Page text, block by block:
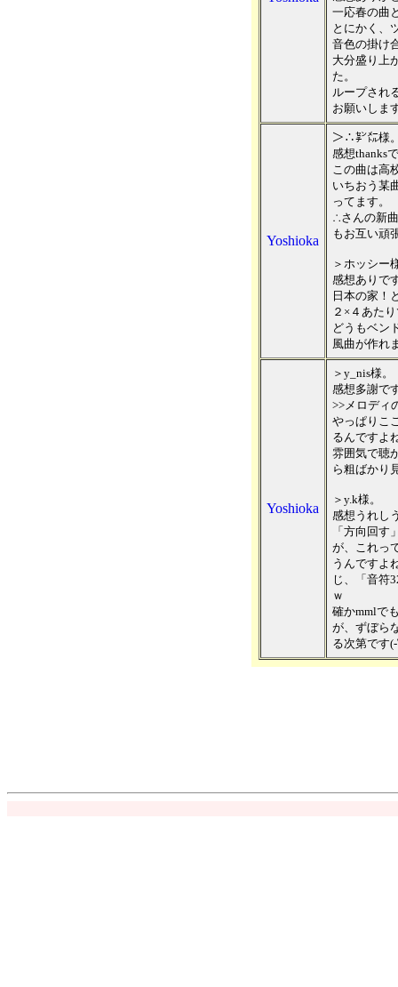
一応春の曲
とにかく、
音色の掛け
大分盛り上
た。
ループされ
お願いしま
Yoshioka
＞∴㌢㍍様
感想thanks
この曲は高
いちおう某
ってます。
∴さんの新
もお互い頑
＞ホッシー
感想ありで
日本の家！
２×４あた
どうもベン
風曲が作れ
Yoshioka
＞y_nis様。
感想多謝で
>>メロディ
やっぱりこ
るんですよ
雰囲気で聴
ら粗ばかり
＞y.k様。
感想うれし
「方向回す
が、これっ
うんですよ
じ、「音符
ｗ
確かmmlで
が、ずぼら
る次第です